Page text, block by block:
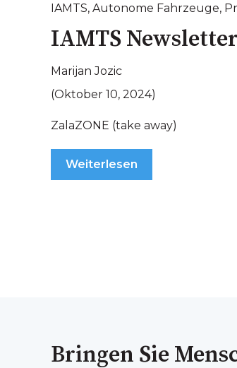
IAMTS, Autonome Fahrzeuge,
IAMTS
Marijan Jozic
(Oktober 10, 2024)
ZalaZONE (take away)
Weiterlesen
Bringen Sie